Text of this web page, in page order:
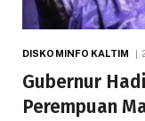
DISKOMINFO KALTIM
Gubernur
Perempuan